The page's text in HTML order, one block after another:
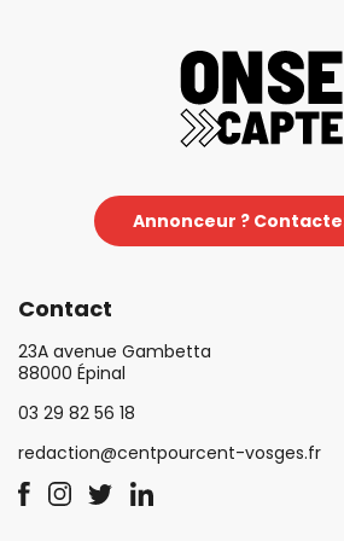
Annonceur ?
Contact
23A avenue Gambetta
88000 Épinal
03 29 82 56 18
redaction@centpourcent-vosges.fr